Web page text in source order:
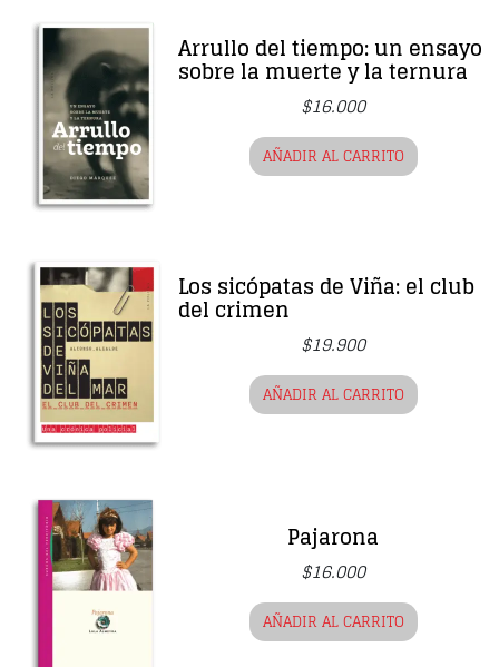
Arrullo del tiempo: un ensayo
sobre la muerte y la ternura
$16.000
AÑADIR AL CARRITO
Los sicópatas de Viña: el club
del crimen
$19.900
AÑADIR AL CARRITO
Pajarona
$16.000
AÑADIR AL CARRITO